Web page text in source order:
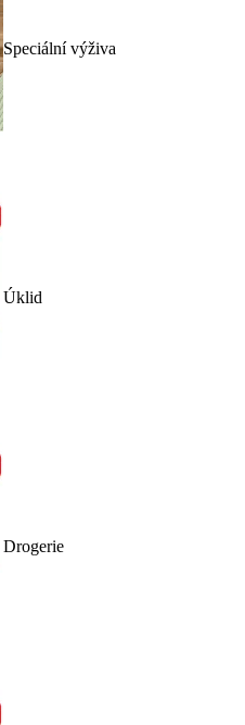
Speciální výživa
Úklid
Drogerie